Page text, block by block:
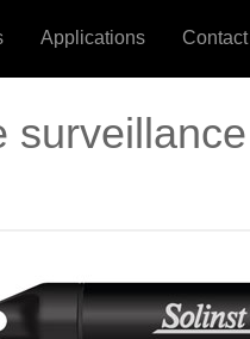
Applications Contact
surveillance